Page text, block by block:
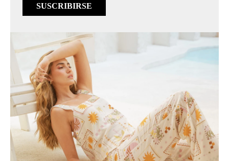
SUSCRIBIRSE